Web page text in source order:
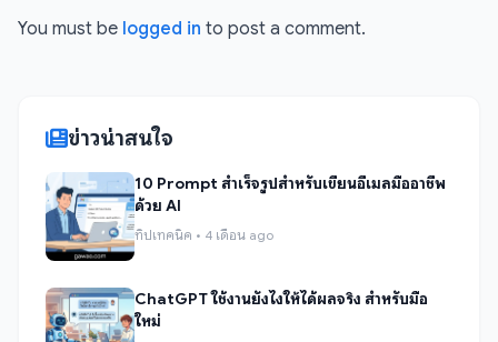
You must be logged in to post a comment.
ข่าวน่าสนใจ
10 Prompt สำเร็จรูปสำหรับเขียนอีเมลมืออาชีพ
ด้วย AI
ทิปเทคนิค • 4 เดือน ago
ChatGPT ใช้งานยังไงให้ได้ผลจริง สำหรับมือ
ใหม่